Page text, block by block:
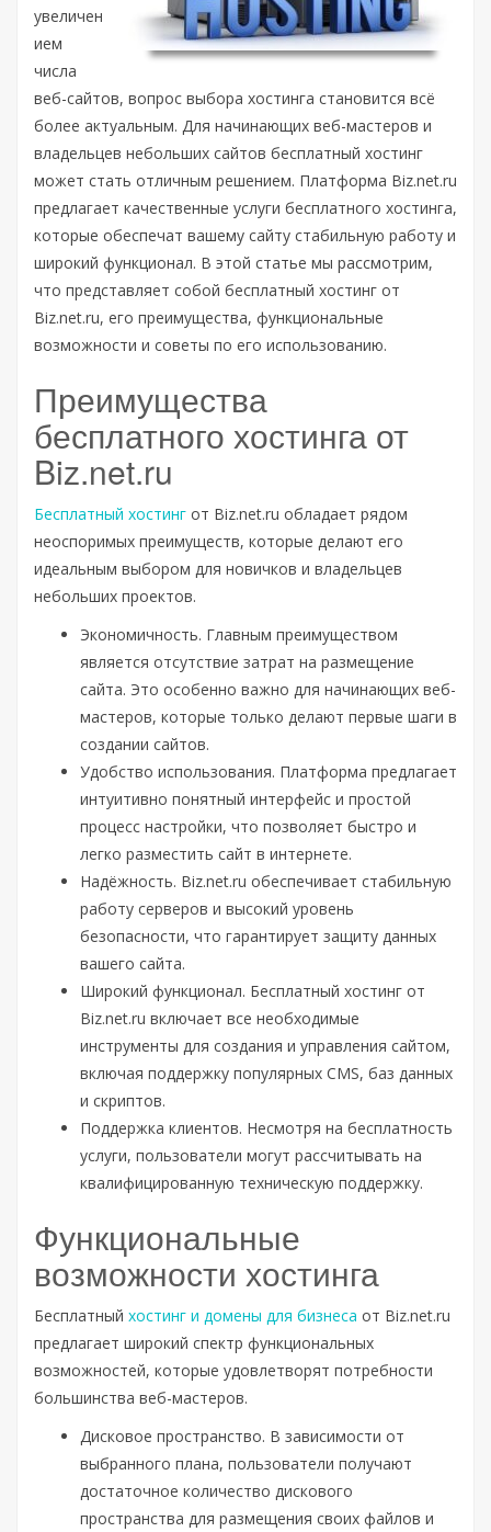
увеличен
ием
числа
веб-сайтов, вопрос выбора хостинга становится всё
более актуальным. Для начинающих веб-мастеров и
владельцев небольших сайтов бесплатный хостинг
может стать отличным решением. Платформа Biz.net.ru
предлагает качественные услуги бесплатного хостинга,
которые обеспечат вашему сайту стабильную работу и
широкий функционал. В этой статье мы рассмотрим,
что представляет собой бесплатный хостинг от
Biz.net.ru, его преимущества, функциональные
возможности и советы по его использованию.
Преимущества
бесплатного хостинга от
Biz.net.ru
Бесплатный хостинг от Biz.net.ru обладает рядом
неоспоримых преимуществ, которые делают его
идеальным выбором для новичков и владельцев
небольших проектов.
Экономичность. Главным преимуществом
является отсутствие затрат на размещение
сайта. Это особенно важно для начинающих веб-
мастеров, которые только делают первые шаги в
создании сайтов.
Удобство использования. Платформа предлагает
интуитивно понятный интерфейс и простой
процесс настройки, что позволяет быстро и
легко разместить сайт в интернете.
Надёжность. Biz.net.ru обеспечивает стабильную
работу серверов и высокий уровень
безопасности, что гарантирует защиту данных
вашего сайта.
Широкий функционал. Бесплатный хостинг от
Biz.net.ru включает все необходимые
инструменты для создания и управления сайтом,
включая поддержку популярных CMS, баз данных
и скриптов.
Поддержка клиентов. Несмотря на бесплатность
услуги, пользователи могут рассчитывать на
квалифицированную техническую поддержку.
Функциональные
возможности хостинга
Бесплатный хостинг и домены для бизнеса от Biz.net.ru
предлагает широкий спектр функциональных
возможностей, которые удовлетворят потребности
большинства веб-мастеров.
Дисковое пространство. В зависимости от
выбранного плана, пользователи получают
достаточное количество дискового
пространства для размещения своих файлов и